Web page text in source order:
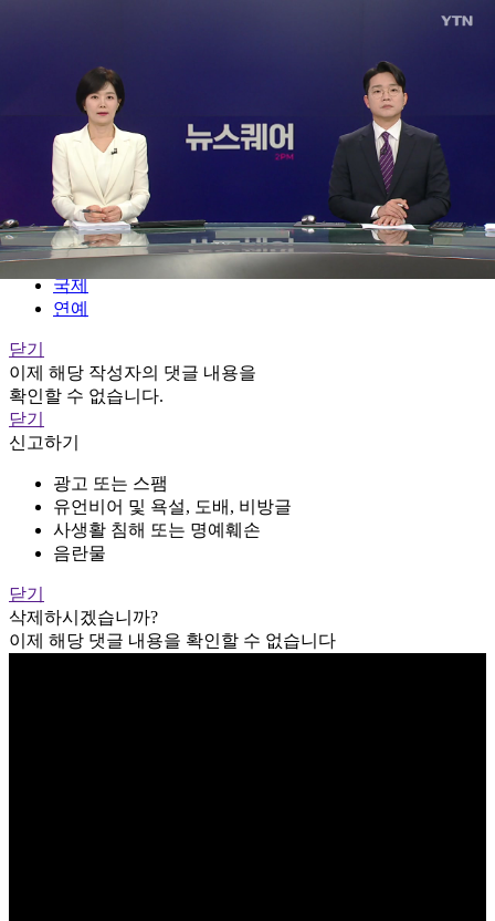
YTN
TV프로그램
홈
정치
경제
사회
국제
연예
닫기
이제 해당 작성자의 댓글 내용을
확인할 수 없습니다.
닫기
신고하기
광고 또는 스팸
유언비어 및 욕설, 도배, 비방글
사생활 침해 또는 명예훼손
음란물
닫기
삭제하시겠습니까?
이제 해당 댓글 내용을 확인할 수 없습니다